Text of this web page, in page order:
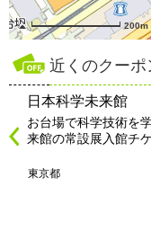
200m
近くのクーポ
日本科学未来館
お台場で科学技術を
来館の常設展入館チ
東京都